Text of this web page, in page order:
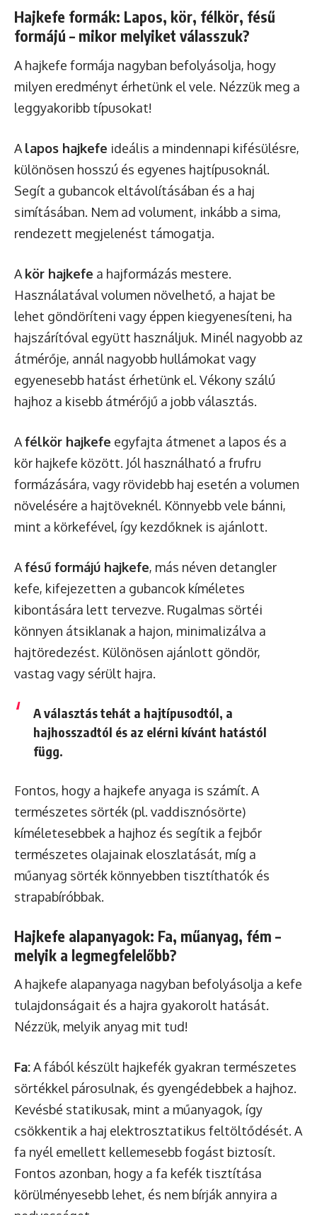
Hajkefe formák: Lapos, kör, félkör, fésű
formájú – mikor melyiket válasszuk?
A hajkefe formája nagyban befolyásolja, hogy
milyen eredményt érhetünk el vele. Nézzük meg a
leggyakoribb típusokat!
A lapos hajkefe ideális a mindennapi kifésülésre,
különösen hosszú és egyenes hajtípusoknál.
Segít a gubancok eltávolításában és a haj
simításában. Nem ad volument, inkább a sima,
rendezett megjelenést támogatja.
A kör hajkefe a hajformázás mestere.
Használatával volumen növelhető, a hajat be
lehet göndöríteni vagy éppen kiegyenesíteni, ha
hajszárítóval együtt használjuk. Minél nagyobb az
átmérője, annál nagyobb hullámokat vagy
egyenesebb hatást érhetünk el. Vékony szálú
hajhoz a kisebb átmérőjű a jobb választás.
Afélkör hajkefe egyfajta átmenet a lapos és a
kör hajkefe között. Jól használható a frufru
formázására, vagy rövidebb haj esetén a volumen
növelésére a hajtöveknél. Könnyebb vele bánni,
mint a körkefével, így kezdőknek is ajánlott.
Afésű formájú hajkefe, más néven detangler
kefe, kifejezetten a gubancok kíméletes
kibontására lett tervezve. Rugalmas sörtéi
könnyen átsiklanak a hajon, minimalizálva a
hajtöredezést. Különösen ajánlott göndör,
vastag vagy sérült hajra.
A választás tehát a hajtípusodtól, a
hajhosszadtól és az elérni kívánt hatástól
függ.
Fontos, hogy a hajkefe anyaga is számít. A
természetes sörték (pl. vaddisznósörte)
kíméletesebbek a hajhoz és segítik a fejbőr
természetes olajainak eloszlatását, míg a
műanyag sörték könnyebben tisztíthatók és
strapabíróbbak.
Hajkefe alapanyagok: Fa, műanyag, fém –
melyik a legmegfelelőbb?
A hajkefe alapanyaga nagyban befolyásolja a kefe
tulajdonságait és a hajra gyakorolt hatását.
Nézzük, melyik anyag mit tud!
Fa:A fából készült hajkefék gyakran természetes
sörtékkel párosulnak, és gyengédebbek a hajhoz.
Kevésbé statikusak, mint a műanyagok, így
csökkentik a haj elektrosztatikus feltöltődését. A
fa nyél emellett kellemesebb fogást biztosít.
Fontos azonban, hogy a fa kefék tisztítása
körülményesebb lehet, és nem bírják annyira a